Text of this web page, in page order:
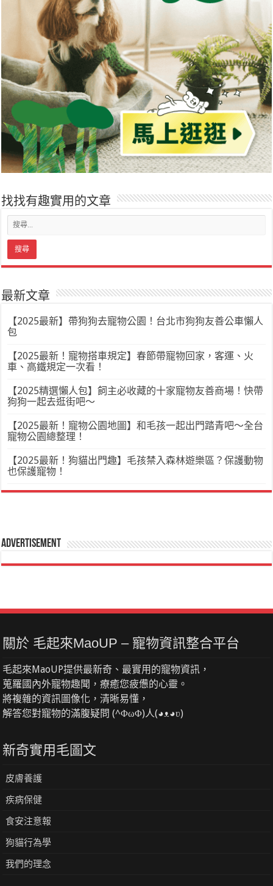
找找有趣實用的文章
最新文章
【2025最新】帶狗狗去寵物公園！台北市狗狗友善公車懶人
包
【2025最新！寵物搭車規定】春節帶寵物回家，客運、火
車、高鐵規定一次看！
【2025精選懶人包】飼主必收藏的十家寵物友善商場！快帶
狗狗一起去逛街吧～
【2025最新！寵物公園地圖】和毛孩一起出門踏青吧～全台
寵物公園總整理！
【2025最新！狗貓出門趣】毛孩禁入森林遊樂區？保護動物
也保護寵物！
Advertisement
關於 毛起來MaoUP – 寵物資訊整合平台
毛起來MaoUP提供最新奇、最實用的寵物資訊，
蒐羅國內外寵物趣聞，療癒您疲憊的心靈。
將複雜的資訊圖像化，清晰易懂，
解答您對寵物的滿腹疑問 (^ΦωΦ)人(◕ᴥ◕ʋ)
新奇實用毛圖文
皮膚養護
疾病保健
食安注意報
狗貓行為學
我們的理念